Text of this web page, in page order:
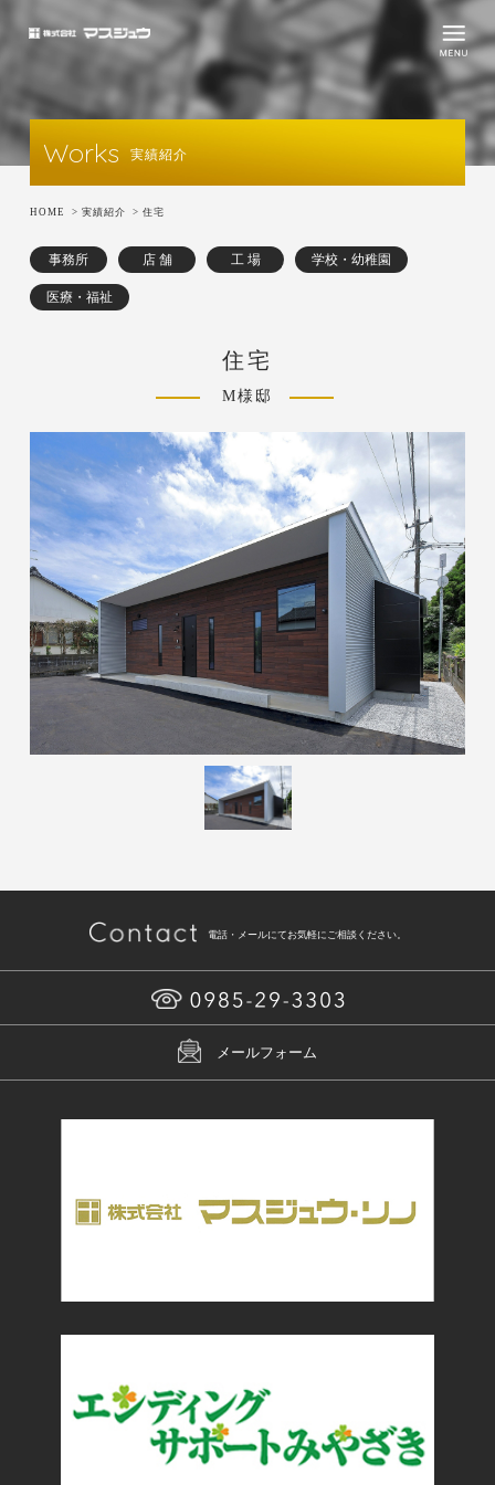
Works 実績紹介
HOME > 実績紹介 > 住宅
事務所 店 舗 工 場 学校・幼稚園
医療・福祉
住宅
M様邸
電話・メールにてお気軽にご相談ください。
メールフォーム